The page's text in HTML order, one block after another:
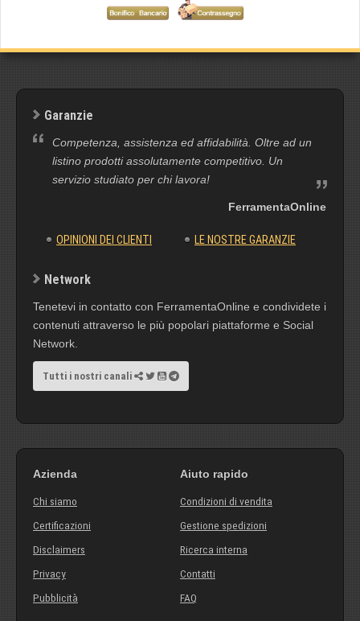
Garanzie
Competenza, assistenza ed affidabilità. Oltre ad un
listino prodotti assolutamente competitivo. Un
servizio studiato per chi lavora!
FerramentaOnline
OPINIONI DEI CLIENTI LE NOSTRE GARANZIE
Network
Tenetevi in contatto con FerramentaOnline e condividete i
contenuti attraverso le più popolari piattaforme e Social
Network.
Tutti i nostri canali
Azienda
Chi siamo
Certificazioni
Disclaimers
Privacy
Pubblicità
Aiuto rapido
Condizioni di vendita
Gestione spedizioni
Ricerca interna
Contatti
FAQ